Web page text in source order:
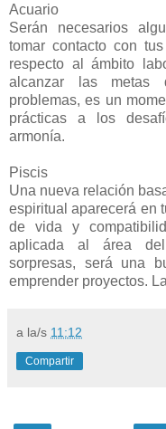
Acuario
Serán necesarios
tomar contacto con
respecto al ámbito
alcanzar las metas
problemas, es un
prácticas a los
armonía.
Piscis
Una nueva relación
espiritual aparecerá en
de vida y
aplicada al área del
sorpresas, será una
emprender proyectos.
a la/s 11:12
Compartir